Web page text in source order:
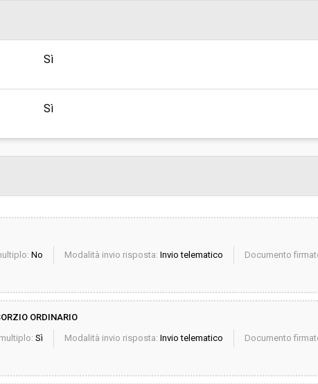
Sì
Sì
No Modalità invio risposta: Invio telematico Documento
ORDINARIO
Sì Modalità invio risposta: Invio telematico Documento